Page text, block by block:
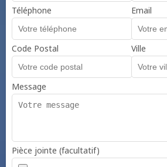
Téléphone Email
Code Postal Ville
Message
Pièce jointe (facultatif)